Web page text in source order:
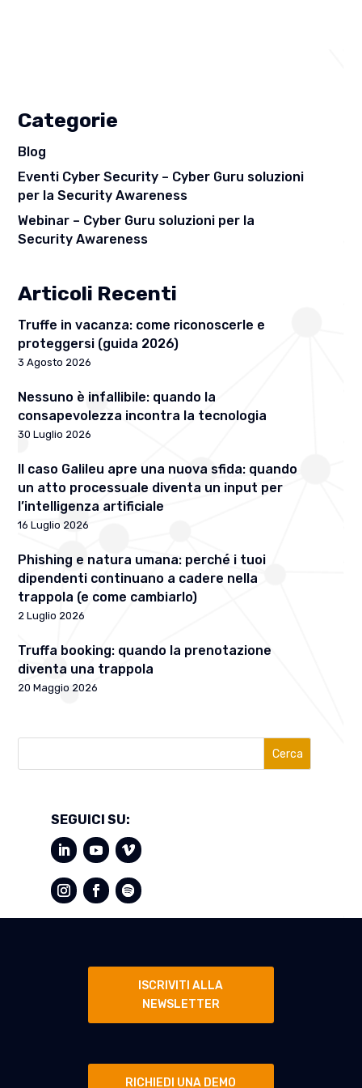
Categorie
Blog
Eventi Cyber Security – Cyber Guru soluzioni
per la Security Awareness
Webinar – Cyber Guru soluzioni per la
Security Awareness
Articoli Recenti
Truffe in vacanza: come riconoscerle e
proteggersi (guida 2026)
3 Agosto 2026
Nessuno è infallibile: quando la
consapevolezza incontra la tecnologia
30 Luglio 2026
Il caso Galileu apre una nuova sfida: quando
un atto processuale diventa un input per
l’intelligenza artificiale
16 Luglio 2026
Phishing e natura umana: perché i tuoi
dipendenti continuano a cadere nella
trappola (e come cambiarlo)
2 Luglio 2026
Truffa booking: quando la prenotazione
diventa una trappola
20 Maggio 2026
Cerca
SEGUICI SU:
ISCRIVITI ALLA
NEWSLETTER
RICHIEDI UNA DEMO